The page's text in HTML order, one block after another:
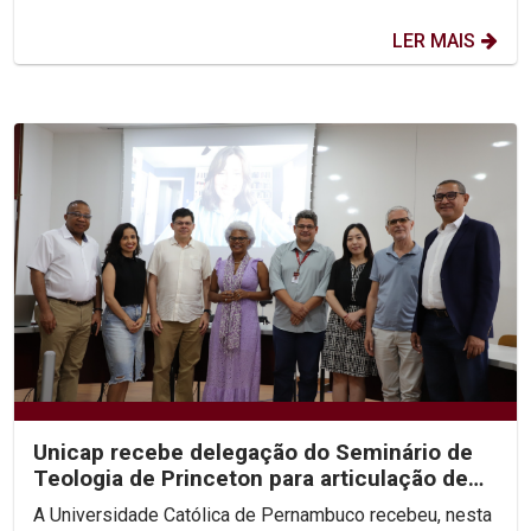
LER MAIS
Unicap recebe delegação do Seminário de
Teologia de Princeton para articulação de
congresso...
A Universidade Católica de Pernambuco recebeu, nesta